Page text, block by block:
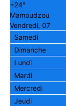
+24°
Mamoudzou
Vendredi, 07
Samedi
Dimanche
Lundi
Mardi
Mercredi
Jeudi